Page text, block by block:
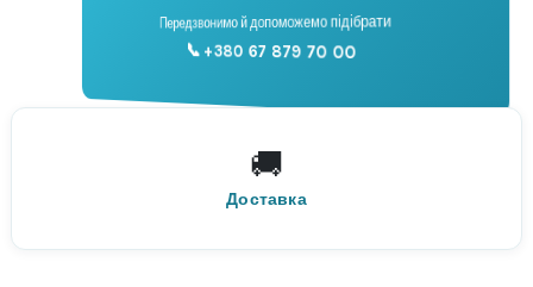
📞
Консультація
Передзвонимо й допоможемо підібрати
📞 +380 67 879 70 00
🚚
Доставка
По всій Україні
Нова Пошта